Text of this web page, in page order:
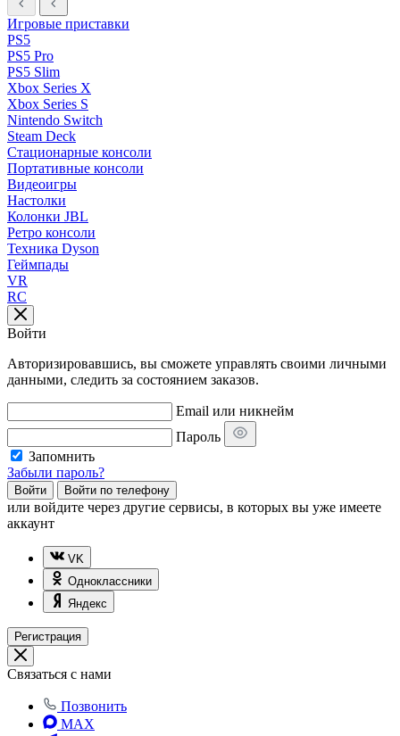
Игровые приставки
PS5
PS5 Pro
PS5 Slim
Xbox Series X
Xbox Series S
Nintendo Switch
Steam Deck
Стационарные консоли
Портативные консоли
Видеоигры
Настолки
Колонки JBL
Ретро консоли
Техника Dyson
Геймпады
VR
RC
Войти
Авторизировавшись, вы сможете управлять своими личными
данными, следить за состоянием заказов.
Email или никнейм
Пароль
Запомнить
Забыли пароль?
Войти Войти по телефону
или войдите через другие сервисы, в которых вы уже имеете
аккаунт
VK
Одноклассники
Яндекс
Регистрация
Связаться с нами
Позвонить
MAX